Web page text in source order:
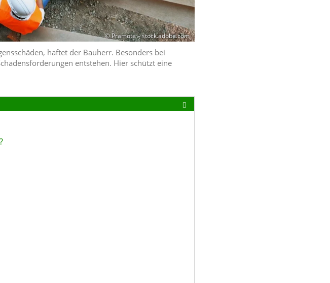
© Pramote – stock.adobe.com
haftet der Bauherr. Besonders bei
entstehen. Hier schützt eine